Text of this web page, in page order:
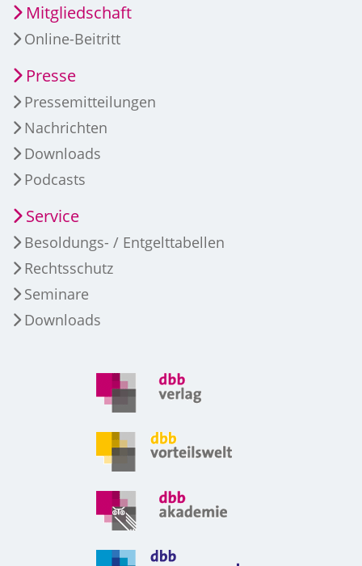
Mitgliedschaft
Online-Beitritt
Presse
Pressemitteilungen
Nachrichten
Downloads
Podcasts
Service
Besoldungs- / Entgelttabellen
Rechtsschutz
Seminare
Downloads